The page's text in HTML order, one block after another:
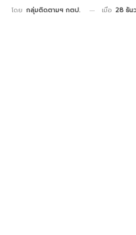
โดย กลุ่มติดตามฯ กตป. เมื่อ 28 ธัน